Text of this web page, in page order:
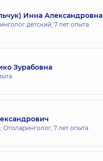
Инна Александровна
детский, 7 лет опыта
Зурабовна
Отоларинголог, 7 лет опыта